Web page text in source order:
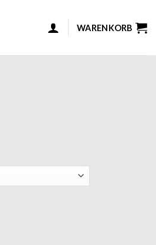
WARENKORB